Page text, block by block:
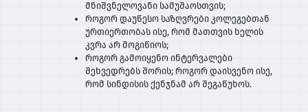
მნიშვნელოვანი სამუშაოსთვის;
როგორ დაუწესო საზღვრები კოლეგებთან
ურთიერთობას ისე, რომ მათთვის ხელის
კვრა არ მოგიწიოს;
როგორ გამოიყენო ინტერვალები
შეხვედრებს შორის; როგორ დაისვენო ისე,
რომ სინდისის ქენჯნამ არ შეგაწუხოს.